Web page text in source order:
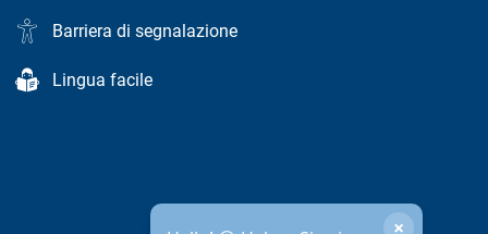
Barriera di segnalazione
Lingua facile
×